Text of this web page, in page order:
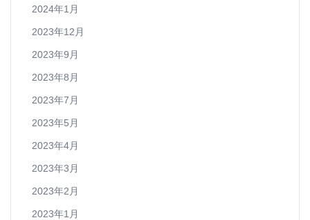
2024年1月
2023年12月
2023年9月
2023年8月
2023年7月
2023年5月
2023年4月
2023年3月
2023年2月
2023年1月